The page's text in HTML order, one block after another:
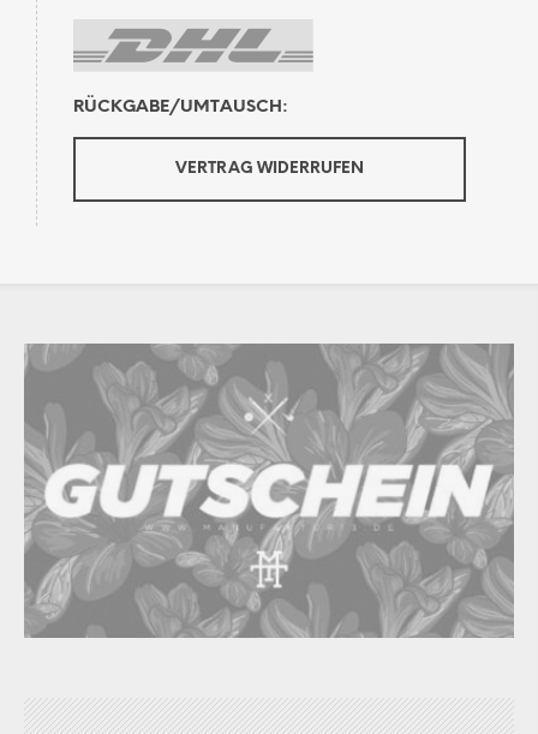
RÜCKGABE/UMTAUSCH:
VERTRAG WIDERRUFEN